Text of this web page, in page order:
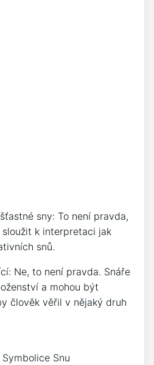
sny: To není pravda,
k interpretaci jak
snů.
Ne, to není pravda. Snáře
a mohou být
člověk věřil v nějaký druh
Snu